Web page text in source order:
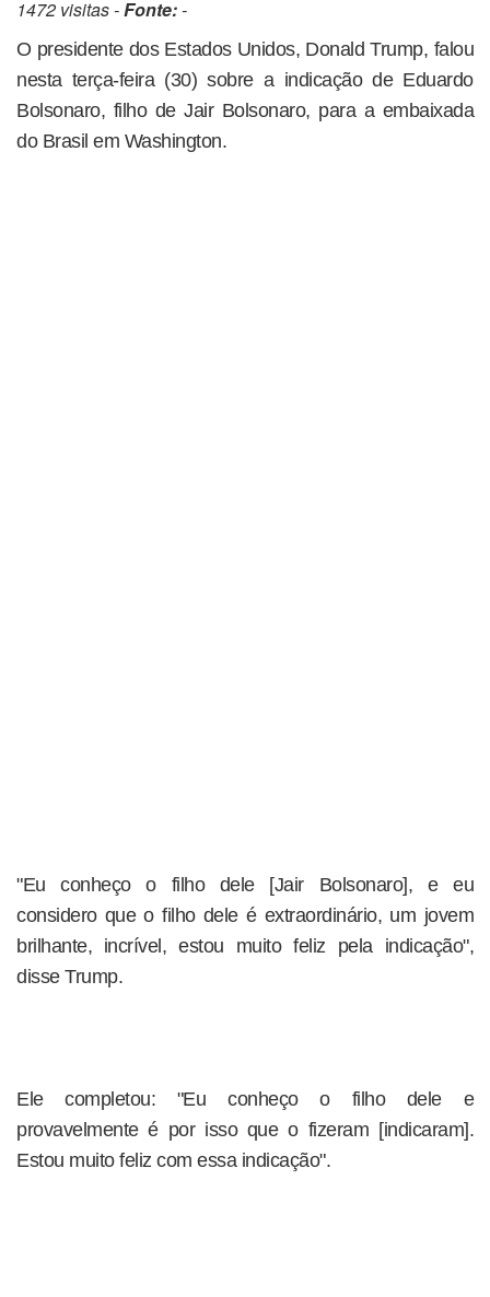
1472 visitas -Fonte:-
O presidente dos Estados Unidos, Donald Trump, falou
nesta terça-feira (30) sobre a indicação de Eduardo
Bolsonaro, filho de Jair Bolsonaro, para a embaixada
do Brasil em Washington.
"Eu conheço o filho dele [Jair Bolsonaro], e eu
considero que o filho dele é extraordinário, um jovem
brilhante, incrível, estou muito feliz pela indicação",
disse Trump.
Ele completou: "Eu conheço o filho dele e
provavelmente é por isso que o fizeram [indicaram].
Estou muito feliz com essa indicação".